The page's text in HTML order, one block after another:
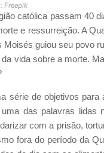
Freepik
católica passam 40
e ressurreição. A
guiou seu povo
vida sobre a morte.
série de objetivos
das palavras lidas
com a prisão,
fora do período da